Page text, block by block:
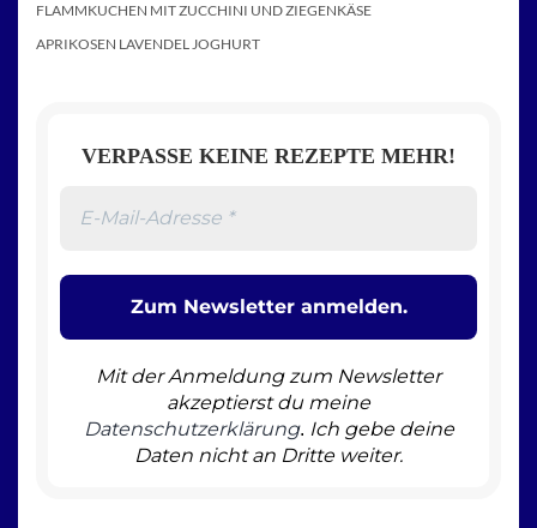
FLAMMKUCHEN MIT ZUCCHINI UND ZIEGENKÄSE
APRIKOSEN LAVENDEL JOGHURT
VERPASSE KEINE REZEPTE MEHR!
Mit der Anmeldung zum Newsletter
akzeptierst du meine
Datenschutzerklärung. Ich gebe deine
Daten nicht an Dritte weiter.